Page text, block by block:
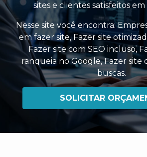
sites e clientes satisfeitos
Nesse site você encontra:
em fazer site,Fazer site
Fazer site com SEO incluso,
ranqueia no Google,Fazer site
buscas.
SOLICITAR